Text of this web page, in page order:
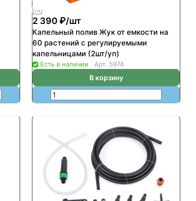
2 390 ₽/шт
Капельный полив Жук от емкости на
60 растений с регулируемыми
капельницами (2шт/уп)
Есть в наличии Арт. 5974
В корзину